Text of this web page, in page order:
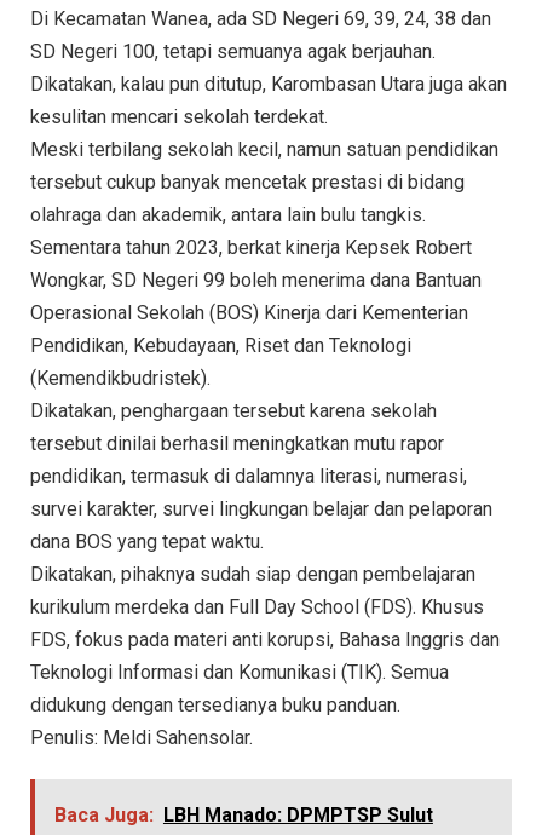
Di Kecamatan Wanea, ada SD Negeri 69, 39, 24, 38 dan
SD Negeri 100, tetapi semuanya agak berjauhan.
Dikatakan, kalau pun ditutup, Karombasan Utara juga akan
kesulitan mencari sekolah terdekat.
Meski terbilang sekolah kecil, namun satuan pendidikan
tersebut cukup banyak mencetak prestasi di bidang
olahraga dan akademik, antara lain bulu tangkis.
Sementara tahun 2023, berkat kinerja Kepsek Robert
Wongkar, SD Negeri 99 boleh menerima dana Bantuan
Operasional Sekolah (BOS) Kinerja dari Kementerian
Pendidikan, Kebudayaan, Riset dan Teknologi
(Kemendikbudristek).
Dikatakan, penghargaan tersebut karena sekolah
tersebut dinilai berhasil meningkatkan mutu rapor
pendidikan, termasuk di dalamnya literasi, numerasi,
survei karakter, survei lingkungan belajar dan pelaporan
dana BOS yang tepat waktu.
Dikatakan, pihaknya sudah siap dengan pembelajaran
kurikulum merdeka dan Full Day School (FDS). Khusus
FDS, fokus pada materi anti korupsi, Bahasa Inggris dan
Teknologi Informasi dan Komunikasi (TIK). Semua
didukung dengan tersedianya buku panduan.
Penulis: Meldi Sahensolar.
Baca Juga: LBH Manado: DPMPTSP Sulut